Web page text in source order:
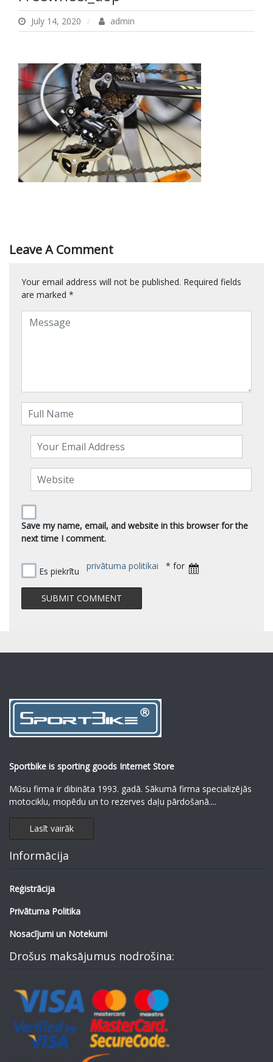
July 14, 2020 admin
Leave A Comment
Your email address will not be published. Required fields
are marked *
Save my name, email, and website in this browser for the
next time I comment.
Es piekrītu privātuma politikai * for
Sportbike is sporting goods Internet Store
Mūsu firma ir dibināta 1993. gadā. Sākumā firma specializējās
motociklu, mopēdu un to rezerves daļu pārdošanā....
Lasīt vairāk
Informācija
Reģistrācija
Privātuma Politika
Nosacījumi un Notekumi
Drošus maksājumus nodrošina: